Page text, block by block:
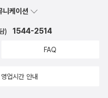
소설은 훨씬 경쾌해지고, 인물
의 정체감이 준비 구간처럼 느
체적으로 <무너지는 제국>은
럽지 않다. 빠른 호흡으로 장면
임에도 불구하고, 진입 장벽이
, 댓츠 마이 베이비❜호와 자매함
우주선의 이름은 절로 실소를 자
우 진지하다.)⠀ ⠀⠀⠀《무너지는
조적 위기와 크게 다르지 않다.
정하게 제시한다.이런 이유로
니케이션
) 1544-2514
FAQ
업시간 안내